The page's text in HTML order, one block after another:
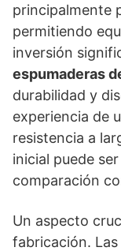
principalmente
permitiendo
inversión
espumaderas
durabilidad y
experiencia de
resistencia a
inicial puede
comparación
Un aspecto
fabricación.